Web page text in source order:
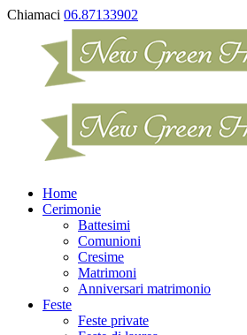
Chiamaci 06.87133902
Home
Cerimonie
Battesimi
Comunioni
Cresime
Matrimoni
Anniversari matrimonio
Feste
Feste private